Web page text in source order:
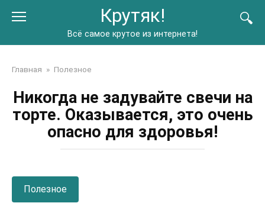
Крутяк!
Всё самое крутое из интернета!
Главная » Полезное
Никогда не задувайте свечи на
торте. Оказывается, это очень
опасно для здоровья!
Полезное